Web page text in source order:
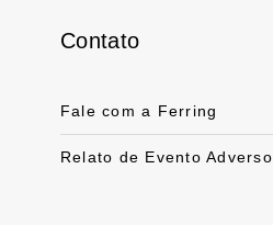
Contato
Fale com a Ferring
Relato de Evento Adverso